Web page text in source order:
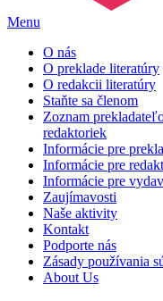
Menu
O nás
O preklade literatúry
O redakcii literatúry
Staňte sa členom
Zoznam
redaktoriek
Informácie pre
Informácie pre
Informácie pre
Zaujímavosti
Naše aktivity
Kontakt
Podporte nás
Zásady používania
About Us